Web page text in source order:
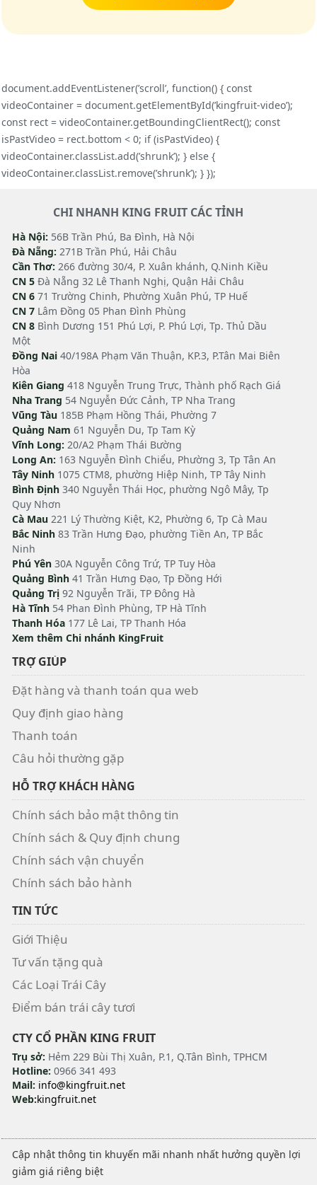
document.addEventListener(’scroll’, function() { const
videoContainer = document.getElementById(’kingfruit-video’);
const rect = videoContainer.getBoundingClientRect(); const
isPastVideo = rect.bottom < 0; if (isPastVideo) {
videoContainer.classList.add(’shrunk’); } else {
videoContainer.classList.remove(’shrunk’); } });
CHI NHANH KING FRUIT CÁC TỈNH
Hà Nội: 56B Trần Phú, Ba Đình, Hà Nội
Đà Nẵng: 271B Trần Phú, Hải Châu
Cần Thơ: 266 đường 30/4, P. Xuân khánh, Q.Ninh Kiều
CN 5 Đà Nẵng 32 Lê Thanh Nghị, Quận Hải Châu
CN 6 71 Trường Chinh, Phường Xuân Phú, TP Huế
CN 7 Lâm Đồng 05 Phan Đình Phùng
CN 8 Bình Dương 151 Phú Lợi, P. Phú Lợi, Tp. Thủ Dầu
Một
Đồng Nai 40/198A Phạm Văn Thuận, KP.3, P.Tân Mai Biên
Hòa
Kiên Giang 418 Nguyễn Trung Trực, Thành phố Rạch Giá
Nha Trang 54 Nguyễn Đức Cảnh, TP Nha Trang
Vũng Tàu 185B Phạm Hồng Thái, Phường 7
Quảng Nam 61 Nguyễn Du, Tp Tam Kỳ
Vĩnh Long: 20/A2 Phạm Thái Bường
Long An: 163 Nguyễn Đình Chiểu, Phường 3, Tp Tân An
Tây Ninh 1075 CTM8, phường Hiệp Ninh, TP Tây Ninh
Bình Định 340 Nguyễn Thái Học, phường Ngô Mây, Tp
Quy Nhơn
Cà Mau 221 Lý Thường Kiệt, K2, Phường 6, Tp Cà Mau
Bắc Ninh 83 Trần Hưng Đạo, phường Tiền An, TP Bắc
Ninh
Phú Yên 30A Nguyễn Công Trứ, TP Tuy Hòa
Quảng Bình 41 Trần Hưng Đạo, Tp Đồng Hới
Quảng Trị 92 Nguyễn Trãi, TP Đông Hà
Hà Tĩnh 54 Phan Đình Phùng, TP Hà Tĩnh
Thanh Hóa 177 Lê Lai, TP Thanh Hóa
Xem thêm Chi nhánh KingFruit
TRỢ GIÚP
Đặt hàng và thanh toán qua web
Quy định giao hàng
Thanh toán
Câu hỏi thường gặp
HỖ TRỢ KHÁCH HÀNG
Chính sách bảo mật thông tin
Chính sách & Quy định chung
Chính sách vận chuyển
Chính sách bảo hành
TIN TỨC
Giới Thiệu
Tư vấn tặng quà
Các Loại Trái Cây
Điểm bán trái cây tươi
CTY CỔ PHẦN KING FRUIT
Trụ sở: Hẻm 229 Bùi Thị Xuân, P.1, Q.Tân Bình, TPHCM
Hotline: 0966 341 493
Mail: info@kingfruit.net
Web:kingfruit.net
Cập nhật thông tin khuyến mãi nhanh nhất hưởng quyền lợi
giảm giá riêng biệt